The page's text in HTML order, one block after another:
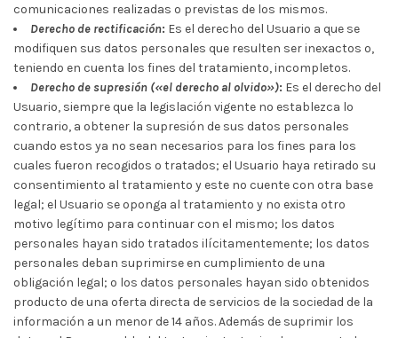
comunicaciones realizadas o previstas de los mismos.
Derecho de rectificación: Es el derecho del Usuario a que se
modifiquen sus datos personales que resulten ser inexactos o,
teniendo en cuenta los fines del tratamiento, incompletos.
Derecho de supresión («el derecho al olvido»): Es el derecho del
Usuario, siempre que la legislación vigente no establezca lo
contrario, a obtener la supresión de sus datos personales
cuando estos ya no sean necesarios para los fines para los
cuales fueron recogidos o tratados; el Usuario haya retirado su
consentimiento al tratamiento y este no cuente con otra base
legal; el Usuario se oponga al tratamiento y no exista otro
motivo legítimo para continuar con el mismo; los datos
personales hayan sido tratados ilícitamentemente; los datos
personales deban suprimirse en cumplimiento de una
obligación legal; o los datos personales hayan sido obtenidos
producto de una oferta directa de servicios de la sociedad de la
información a un menor de 14 años. Además de suprimir los